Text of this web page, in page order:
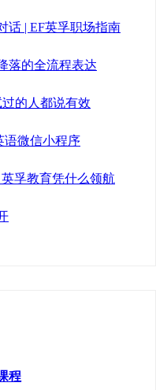
话 | EF英孚职场指南
落的全流程表达
的人都说有效
语微信小程序
孚教育凭什么领航
程